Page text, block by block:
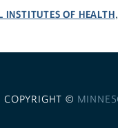
INSTITUTES OF HEALTH,
COPYRIGHT ©